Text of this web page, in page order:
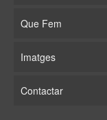
Que Fem
Imatges
Contactar